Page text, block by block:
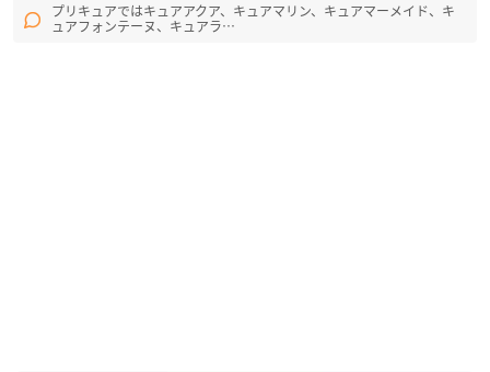
プリキュアではキュアアクア、キュアマリン、キュアマーメイド、キ
ュアフォンテーヌ、キュアラ…